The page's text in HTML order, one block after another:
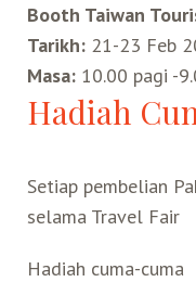
Wisata Kereta Api
Budaya & Warisan
Wisata Senior
Bandara Internasional
Atraksi Kepulauan di
Booth Taiwan
Tarikh:21-23 Feb
Masa:10.00 pagi -
Hadiah
Setiap pembelian
selama Travel Fair
Hadiah cuma-cuma